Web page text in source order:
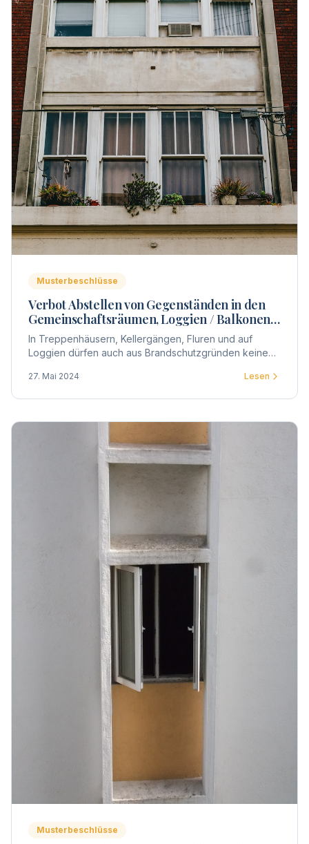
Musterbeschlüsse
Verbot Abstellen von Gegenständen in den
Gemeinschaftsräumen, Loggien / Balkonen
und Fluren
In Treppenhäusern, Kellergängen, Fluren und auf
Loggien dürfen auch aus Brandschutzgründen keine
27. Mai 2024 Lesen
Musterbeschlüsse